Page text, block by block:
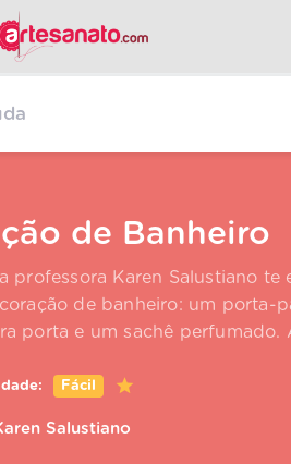
de Banheiro
professora Karen Salustiano
de banheiro: um porta-
porta e um sachê perfumado.
Fácil
Salustiano